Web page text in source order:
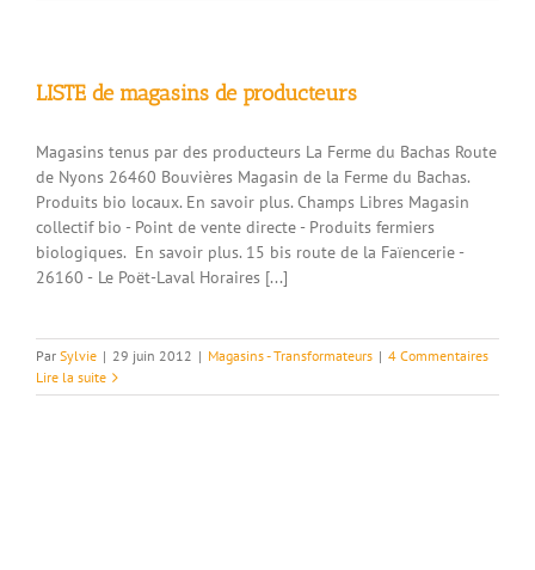
LISTE de magasins de producteurs
Magasins tenus par des producteurs La Ferme du Bachas Route
de Nyons 26460 Bouvières Magasin de la Ferme du Bachas.
Produits bio locaux. En savoir plus. Champs Libres Magasin
collectif bio - Point de vente directe - Produits fermiers
biologiques. En savoir plus. 15 bis route de la Faïencerie -
26160 - Le Poët-Laval Horaires [...]
Par Sylvie | 29 juin 2012 | Magasins - Transformateurs | 4 Commentaires
Lire la suite